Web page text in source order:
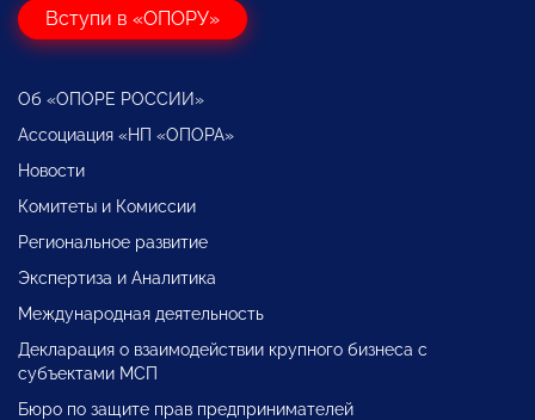
Вступи в «ОПОРУ»
Об «ОПОРЕ РОССИИ»
Ассоциация «НП «ОПОРА»
Новости
Комитеты и Комиссии
Региональное развитие
Экспертиза и Аналитика
Международная деятельность
Декларация о взаимодействии крупного бизнеса с
субъектами МСП
Бюро по защите прав предпринимателей